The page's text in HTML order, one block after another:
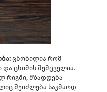
ცნობილია რომ
ცხიმის შემცველია.
რიგში, მზადდება
შეიძლება საკმაოდ